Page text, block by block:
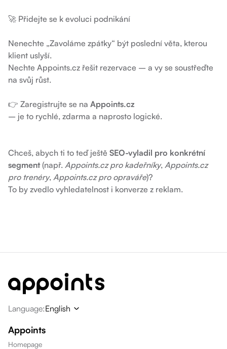
🚀 Přidejte se k evoluci podnikání
Nenechte „Zavoláme zpátky“ být poslední věta, kterou
klient uslyší.
Nechte Appoints.cz řešit rezervace – a vy se soustřeďte
na svůj růst.
👉 Zaregistrujte se na Appoints.cz
– je to rychlé, zdarma a naprosto logické.
Chceš, abych ti to teď ještě SEO-vyladil pro konkrétní
segment(např. Appoints.cz pro kadeřníky, Appoints.cz
pro trenéry, Appoints.cz pro opraváře)?
To by zvedlo vyhledatelnost i konverze z reklam.
Language:English
Appoints
Homepage